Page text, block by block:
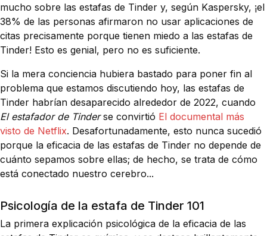
mucho sobre las estafas de Tinder y, según Kaspersky, ¡el
38% de las personas afirmaron no usar aplicaciones de
citas precisamente porque tienen miedo a las estafas de
Tinder! Esto es genial, pero no es suficiente.
Si la mera conciencia hubiera bastado para poner fin al
problema que estamos discutiendo hoy, las estafas de
Tinder habrían desaparecido alrededor de 2022, cuando
El estafador de Tinderse convirtió El documental más
visto de Netflix. Desafortunadamente, esto nunca sucedió
porque la eficacia de las estafas de Tinder no depende de
cuánto sepamos sobre ellas; de hecho, se trata de cómo
está conectado nuestro cerebro...
Psicología de la estafa de Tinder 101
La primera explicación psicológica de la eficacia de las